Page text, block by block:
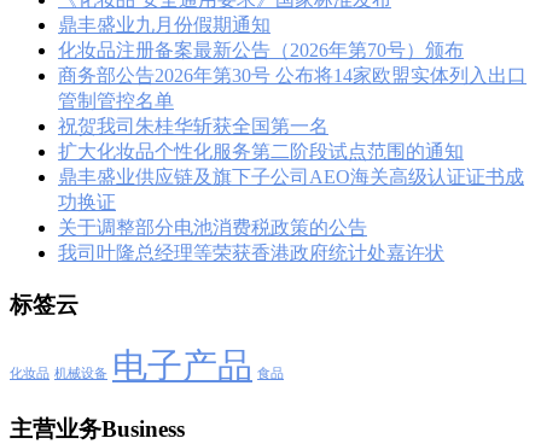
鼎丰盛业九月份假期通知
化妆品注册备案最新公告（2026年第70号）颁布
商务部公告2026年第30号 公布将14家欧盟实体列入出口
管制管控名单
祝贺我司朱桂华斩获全国第一名
扩大化妆品个性化服务第二阶段试点范围的通知
鼎丰盛业供应链及旗下子公司AEO海关高级认证证书成
功换证
关于调整部分电池消费税政策的公告
我司叶隆总经理等荣获香港政府统计处嘉许状
标签云
化妆品 机械设备 电子产品 食品
主营业务Business